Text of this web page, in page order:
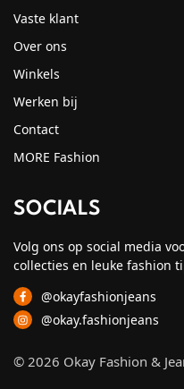
Vaste klant
Over ons
Winkels
Werken bij
Contact
MORE Fashion
SOCIALS
Volg ons op social media
collecties en leuke fashion
@okayfashionjeans
@okay.fashionjeans
© 2026 Okay Fashion &